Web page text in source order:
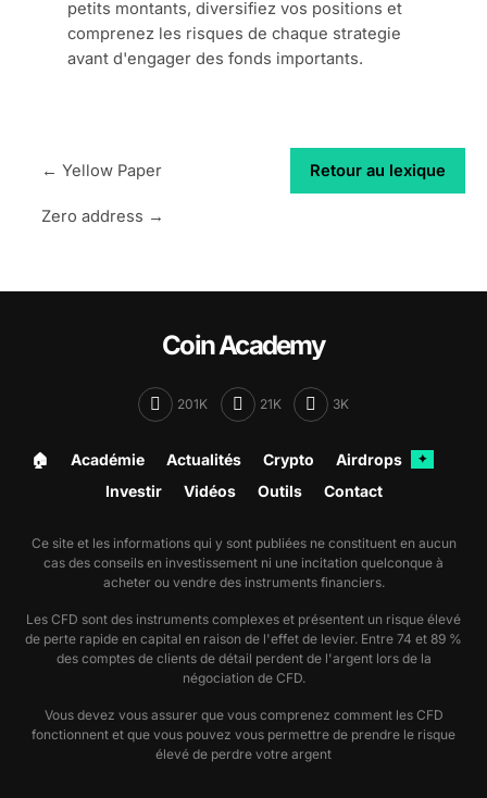
petits montants, diversifiez vos positions et
comprenez les risques de chaque strategie
avant d'engager des fonds importants.
← Yellow Paper Retour au lexique
Zero address →
Coin Academy
201K 21K 3K
🏠︎ Académie Actualités Crypto Airdrops ✦
Investir Vidéos Outils Contact
Ce site et les informations qui y sont publiées ne constituent en aucun
cas des conseils en investissement ni une incitation quelconque à
acheter ou vendre des instruments financiers.
Les CFD sont des instruments complexes et présentent un risque élevé
de perte rapide en capital en raison de l'effet de levier. Entre 74 et 89 %
des comptes de clients de détail perdent de l'argent lors de la
négociation de CFD.
Vous devez vous assurer que vous comprenez comment les CFD
fonctionnent et que vous pouvez vous permettre de prendre le risque
élevé de perdre votre argent